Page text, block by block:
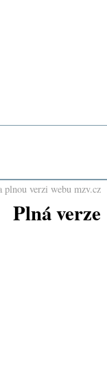
plnou verzi webu mzv.cz
Plná verze